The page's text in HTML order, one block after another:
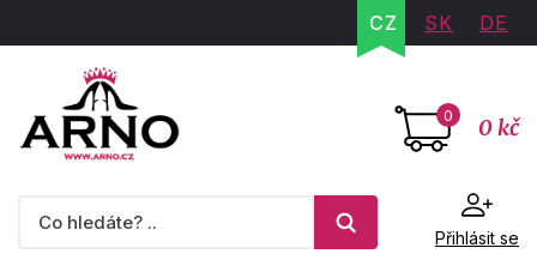
CZ SK DE
0 0 kč
Přihlásit se